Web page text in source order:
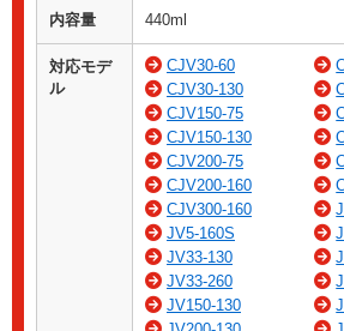
内容量 440ml
対応モデ
ル
CJV30-60
CJV30-130
CJV150-75
CJV150-130
CJV200-75
CJV200-160
CJV300-160
JV5-160S
JV33-130
JV33-260
JV150-130